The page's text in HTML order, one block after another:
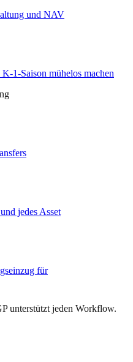
und NAV
1-Saison mühelos machen
jedes Asset
für
unterstützt jeden Workflow.